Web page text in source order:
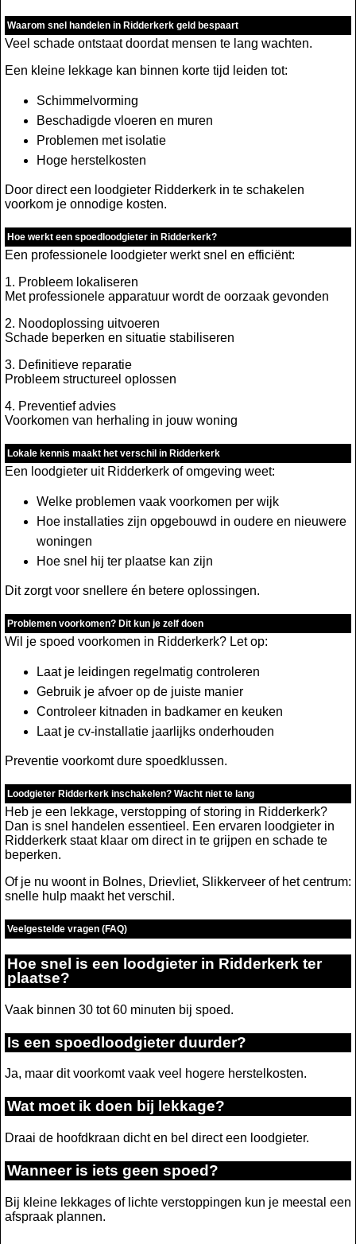
Waarom snel handelen in Ridderkerk geld bespaart
Veel schade ontstaat doordat mensen te lang wachten.
Een kleine lekkage kan binnen korte tijd leiden tot:
Schimmelvorming
Beschadigde vloeren en muren
Problemen met isolatie
Hoge herstelkosten
Door direct een loodgieter Ridderkerk in te schakelen
voorkom je onnodige kosten.
Hoe werkt een spoedloodgieter in Ridderkerk?
Een professionele loodgieter werkt snel en efficiënt:
1. Probleem lokaliseren
Met professionele apparatuur wordt de oorzaak gevonden
2. Noodoplossing uitvoeren
Schade beperken en situatie stabiliseren
3. Definitieve reparatie
Probleem structureel oplossen
4. Preventief advies
Voorkomen van herhaling in jouw woning
Lokale kennis maakt het verschil in Ridderkerk
Een loodgieter uit Ridderkerk of omgeving weet:
Welke problemen vaak voorkomen per wijk
Hoe installaties zijn opgebouwd in oudere en nieuwere
woningen
Hoe snel hij ter plaatse kan zijn
Dit zorgt voor snellere én betere oplossingen.
Problemen voorkomen? Dit kun je zelf doen
Wil je spoed voorkomen in Ridderkerk? Let op:
Laat je leidingen regelmatig controleren
Gebruik je afvoer op de juiste manier
Controleer kitnaden in badkamer en keuken
Laat je cv-installatie jaarlijks onderhouden
Preventie voorkomt dure spoedklussen.
Loodgieter Ridderkerk inschakelen? Wacht niet te lang
Heb je een lekkage, verstopping of storing in Ridderkerk?
Dan is snel handelen essentieel. Een ervaren loodgieter in
Ridderkerk staat klaar om direct in te grijpen en schade te
beperken.
Of je nu woont in Bolnes, Drievliet, Slikkerveer of het centrum:
snelle hulp maakt het verschil.
Veelgestelde vragen (FAQ)
Hoe snel is een loodgieter in Ridderkerk ter
plaatse?
Vaak binnen 30 tot 60 minuten bij spoed.
Is een spoedloodgieter duurder?
Ja, maar dit voorkomt vaak veel hogere herstelkosten.
Wat moet ik doen bij lekkage?
Draai de hoofdkraan dicht en bel direct een loodgieter.
Wanneer is iets geen spoed?
Bij kleine lekkages of lichte verstoppingen kun je meestal een
afspraak plannen.